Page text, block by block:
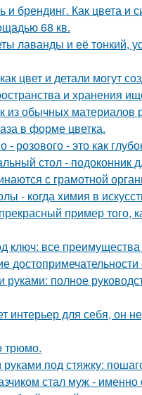
и брендинг. Как цвета и
68 кв.
лаванды и её тонкий,
цвет и детали могут
и хранения
из обычных
в форме цветка.
- розового - это как
стол - подоконник
с грамотной
- когда химия в
пример того,
ключ: все
полное
интерьер для себя, он
трюмо.
под стяжку:
стал муж -